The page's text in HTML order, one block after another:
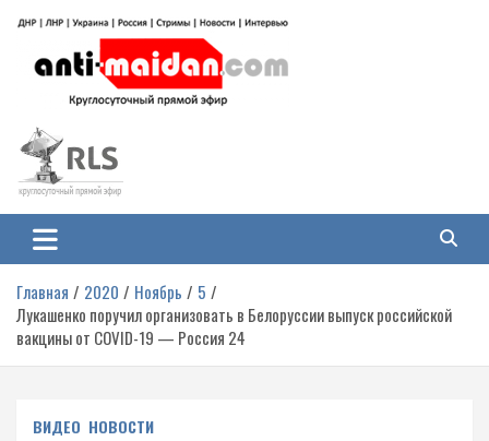
содержимому
Антимайдан: Гражданская война
на Украине
гражданской войне на Украине, включая события в Новороссии, ДНР,
ЛНР и других регионах.
Главная 2020 Ноябрь
5
Лукашенко поручил организовать в Белоруссии выпуск российской
вакцины от COVID-19 — Россия 24
ВИДЕО НОВОСТИ